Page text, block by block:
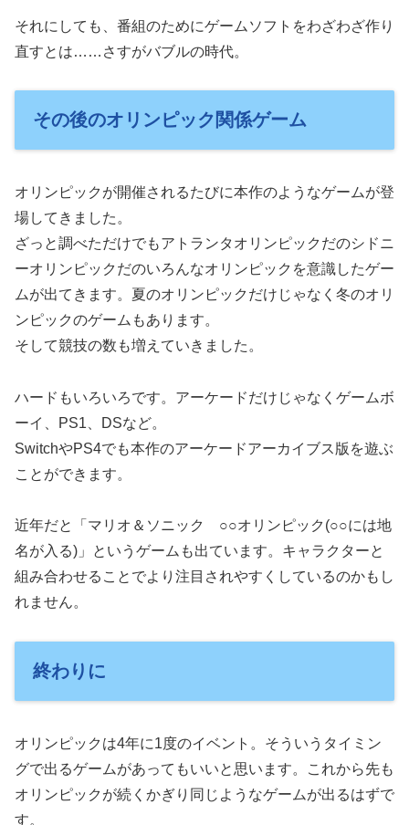
それにしても、番組のためにゲームソフトをわざわざ作り
直すとは……さすがバブルの時代。
その後のオリンピック関係ゲーム
オリンピックが開催されるたびに本作のようなゲームが登
場してきました。
ざっと調べただけでもアトランタオリンピックだのシドニ
ーオリンピックだのいろんなオリンピックを意識したゲー
ムが出てきます。夏のオリンピックだけじゃなく冬のオリ
ンピックのゲームもあります。
そして競技の数も増えていきました。
ハードもいろいろです。アーケードだけじゃなくゲームボ
ーイ、PS1、DSなど。
SwitchやPS4でも本作のアーケードアーカイブス版を遊ぶ
ことができます。
近年だと「マリオ＆ソニック ○○オリンピック(○○には地
名が入る)」というゲームも出ています。キャラクターと
組み合わせることでより注目されやすくしているのかもし
れません。
終わりに
オリンピックは4年に1度のイベント。そういうタイミン
グで出るゲームがあってもいいと思います。これから先も
オリンピックが続くかぎり同じようなゲームが出るはずで
す。